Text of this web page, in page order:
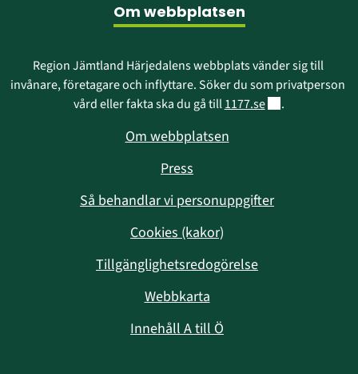
Om webbplatsen
Region Jämtland Härjedalens webbplats vänder sig till
invånare, företagare och inflyttare. Söker du som privatperson
vård eller fakta ska du gå till 1177.seLänk till annan
.
Om webbplatsen
Press
Så behandlar vi personuppgifter
Cookies (kakor)
Tillgänglighetsredogörelse
Webbkarta
Innehåll A till Ö